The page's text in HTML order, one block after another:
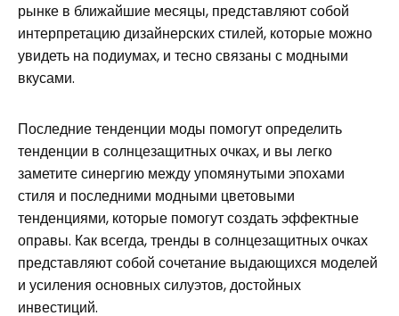
рынке в ближайшие месяцы, представляют собой
интерпретацию дизайнерских стилей, которые можно
увидеть на подиумах, и тесно связаны с модными
вкусами.
Последние тенденции моды помогут определить
тенденции в солнцезащитных очках, и вы легко
заметите синергию между упомянутыми эпохами
стиля и последними модными цветовыми
тенденциями, которые помогут создать эффектные
оправы. Как всегда, тренды в солнцезащитных очках
представляют собой сочетание выдающихся моделей
и усиления основных силуэтов, достойных
инвестиций.